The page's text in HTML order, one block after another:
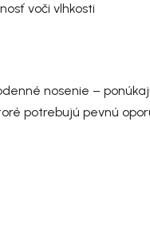
voči vlhkosti
nosenie –
potrebujú pevnú